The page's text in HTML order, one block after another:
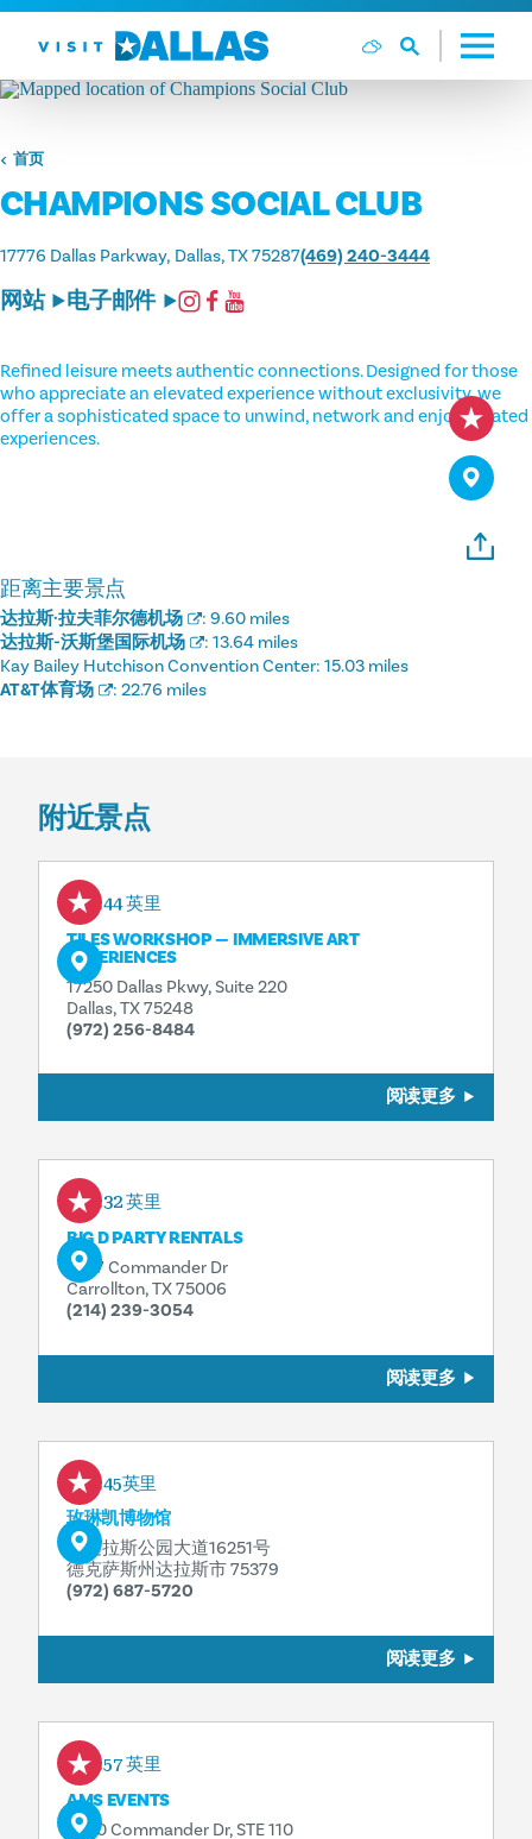
跳转到内容
首页
CHAMPIONS SOCIAL CLUB
17776 Dallas Parkway Dallas, TX 75287(469) 240-3444
网站 电子邮件
Refined leisure meets authentic connections. Designed for those
who appreciate an elevated experience without exclusivity, we
offer a sophisticated space to unwind, network and enjoy curated
experiences.
距离主要景点
达拉斯·拉夫菲尔德机场 : 9.60 miles
达拉斯-沃斯堡国际机场
: 13.64 miles
Kay Bailey Hutchison Convention Center: 15.03 miles
AT&T体育场
: 22.76 miles
附近景点
0.44 英里
TILES WORKSHOP — IMMERSIVE ART
EXPERIENCES
17250 Dallas Pkwy, Suite 220
Dallas, TX 75248
(972) 256-8484
阅读更多
1.32 英里
BIG D PARTY RENTALS
3237 Commander Dr
Carrollton, TX 75006
(214) 239-3054
阅读更多
1.45英里
玫琳凯博物馆
北达拉斯公园大道16251号
德克萨斯州达拉斯市 75379
(972) 687-5720
阅读更多
1.57 英里
AMS EVENTS
3200 Commander Dr, STE 110